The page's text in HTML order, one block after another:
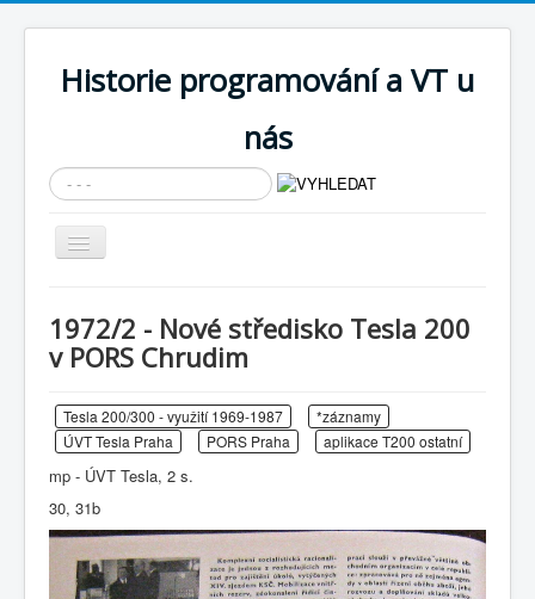
Historie programování a VT u
nás
Vyhledávání...
Přepnout
navigaci
Cíle expozice
Současnost SW a IT
KNIHOVNA
Historické počítače
COBOL
O nás
1972/2 - Nové středisko Tesla 200
v PORS Chrudim
Tesla 200/300 - využití 1969-1987
*záznamy
ÚVT Tesla Praha
PORS Praha aplikace T200 ostatní
mp - ÚVT Tesla, 2 s.
30, 31b